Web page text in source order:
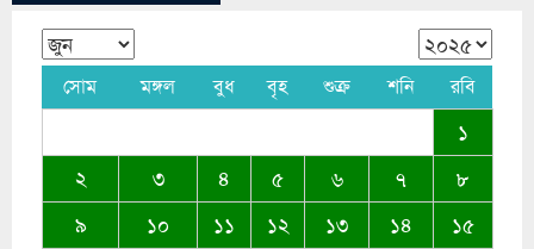
সোম মঙ্গল বুধ বৃহ শুক্র শনি রবি
১
২
৩ ৪ ৫ ৬ ৭
৮
৯
১০ ১১ ১২ ১৩ ১৪
১৫